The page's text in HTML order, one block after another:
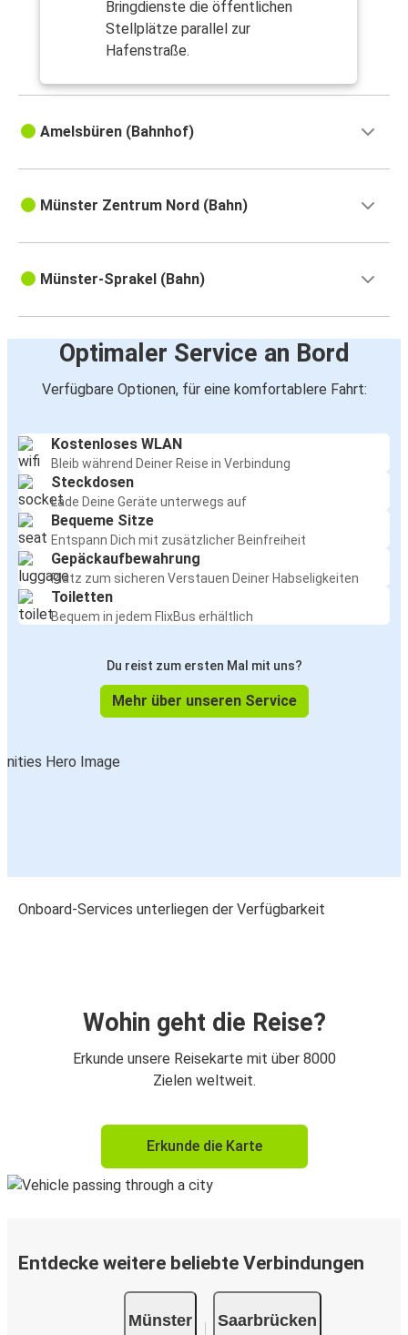
Bringdienste die öffentlichen
Stellplätze parallel zur
Hafenstraße.
Amelsbüren (Bahnhof)
Münster Zentrum Nord (Bahn)
Münster-Sprakel (Bahn)
Optimaler Service an Bord
Verfügbare Optionen, für eine komfortablere Fahrt:
Kostenloses WLAN
Bleib während Deiner Reise in Verbindung
Steckdosen
Lade Deine Geräte unterwegs auf
Bequeme Sitze
Entspann Dich mit zusätzlicher Beinfreiheit
Gepäckaufbewahrung
Platz zum sicheren Verstauen Deiner Habseligkeiten
Toiletten
Bequem in jedem FlixBus erhältlich
Du reist zum ersten Mal mit uns?
Mehr über unseren Service
Onboard-Services unterliegen der Verfügbarkeit
Wohin geht die Reise?
Erkunde unsere Reisekarte mit über 8000
Zielen weltweit.
Erkunde die Karte
Entdecke weitere beliebte Verbindungen
Münster Saarbrücken